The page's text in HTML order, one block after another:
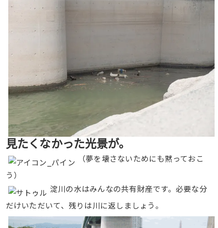
見たくなかった光景が。
（夢を壊さないためにも黙っておこ
う）
淀川の水はみんなの共有財産です。必要な分
だけいただいて、残りは川に返しましょう。